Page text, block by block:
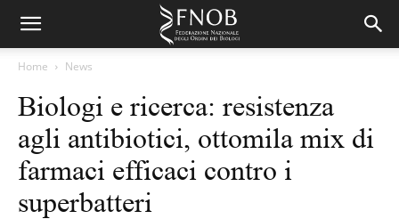
Home News
Biologi e ricerca: resistenza
agli antibiotici, ottomila mix di
farmaci efficaci contro i
superbatteri